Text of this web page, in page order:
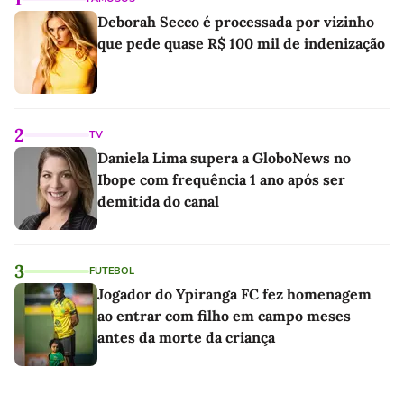
Deborah Secco é processada por vizinho
que pede quase R$ 100 mil de indenização
2 TV
Daniela Lima supera a GloboNews no
Ibope com frequência 1 ano após ser
demitida do canal
3 FUTEBOL
Jogador do Ypiranga FC fez homenagem
ao entrar com filho em campo meses
antes da morte da criança